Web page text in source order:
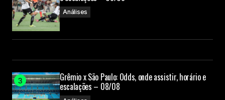
Análises
Grêmio x São Paulo: Odds, onde assistir, horário e
escalações – 08/08